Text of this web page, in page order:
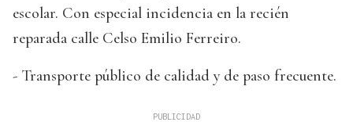
escolar. Con especial incidencia en la recién
reparada calle Celso Emilio Ferreiro.
- Transporte público de calidad y de paso frecuente.